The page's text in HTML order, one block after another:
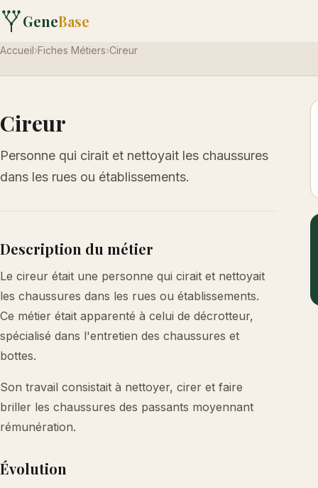
GeneBase
Accueil›Fiches Métiers›Cireur
Cireur
Personne qui cirait et nettoyait les chaussures
dans les rues ou établissements.
Description du métier
Le cireur était une personne qui cirait et nettoyait
les chaussures dans les rues ou établissements.
Ce métier était apparenté à celui de décrotteur,
spécialisé dans l'entretien des chaussures et
bottes.
Son travail consistait à nettoyer, cirer et faire
briller les chaussures des passants moyennant
rémunération.
Évolution